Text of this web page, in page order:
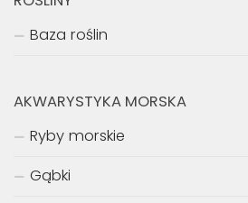
Baza roślin
AKWARYSTYKA MORSKA
Ryby morskie
Gąbki